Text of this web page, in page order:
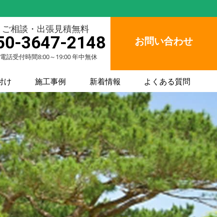
ご相談・出張見積無料
3647-2148
話受付時間8:00～19:00 年中無休
お問い合わせ
け 施工事例 新着情報 よくある質問